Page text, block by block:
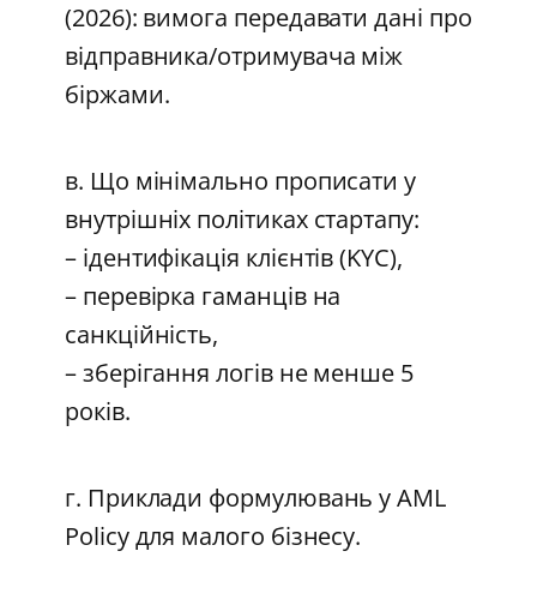
(2026): вимога передавати дані про
відправника/отримувача між
біржами.
в. Що мінімально прописати у
внутрішніх політиках стартапу:
– ідентифікація клієнтів (KYC),
– перевірка гаманців на
санкційність,
– зберігання логів не менше 5
років.
г. Приклади формулювань у AML
Policy для малого бізнесу.